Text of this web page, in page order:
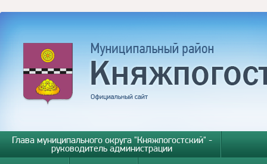
Глава муниципального округа "Княжпогостский" -
руководитель администрации